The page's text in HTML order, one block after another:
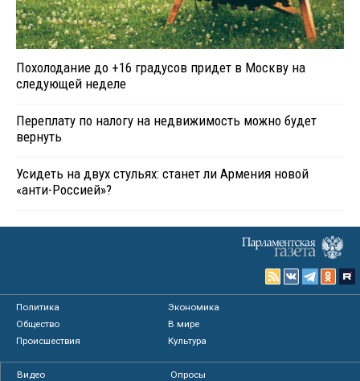
Похолодание до +16 градусов придет в Москву на
следующей неделе
Переплату по налогу на недвижимость можно будет
вернуть
Усидеть на двух стульях: станет ли Армения новой
«анти-Россией»?
Политика
Экономика
Общество
В мире
Происшествия
Культура
Видео
Опросы